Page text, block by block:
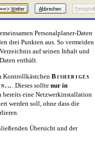
Personalplaner-Daten
drei Punkten aus. So vermeiden
auf seinen Inhalt und
enthält.
KontrollkästchenBisheriges
. Dieses sollte nur in
bereits eine Netzwerkinstallation
werden soll, ohne dass die
Übersicht und der